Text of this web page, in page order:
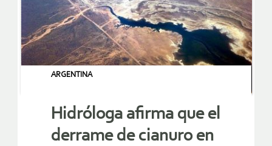
ARGENTINA
Hidróloga afirma que el
derrame de cianuro en